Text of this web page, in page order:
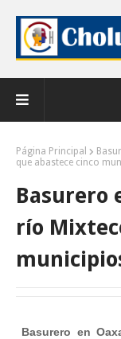
Página Principal
que abastece cinco
Basurero
río
Basurero en